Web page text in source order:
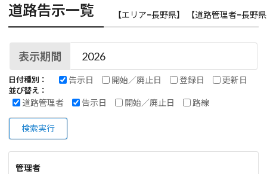
道路告示一覧 【エリア=長野県】 【道路管理者=長野
表示期間
日付種別： 告示日 開始／廃止日 登録日 更新日
並び替え：
道路管理者 告示日 開始／廃止日 路線
検索実行
管理者